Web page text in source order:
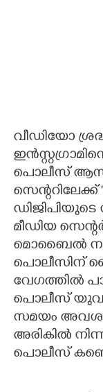
വീഡിയോ
പൊലീസ്
ഡിജിപിയുടെ
മീഡിയ
മൊബൈൽ
പൊലീസിന്
വേഗത്തിൽ
പൊലീസ്
സമയം അവശ
അരികിൽ
പൊലീസ്